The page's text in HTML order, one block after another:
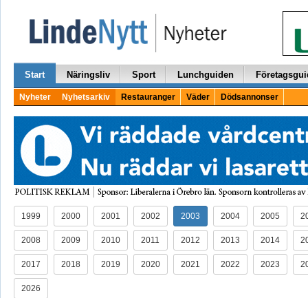
Start Näringsliv Sport Lunchguiden
Nyheter Nyhetsarkiv Restauranger Väder Dödsannonser
1999 2000 2001 2002 2003 2004 2005
2008 2009 2010 2011 2012 2013 2014
2017 2018 2019 2020 2021 2022 2023
2026